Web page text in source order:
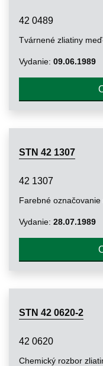
42 0489
Vydanie: 09.06.1989
STN 42 1307
42 1307
Farebné
Vydanie: 28.07.1989
STN 42 0620-2
42 0620
Chemický rozbor